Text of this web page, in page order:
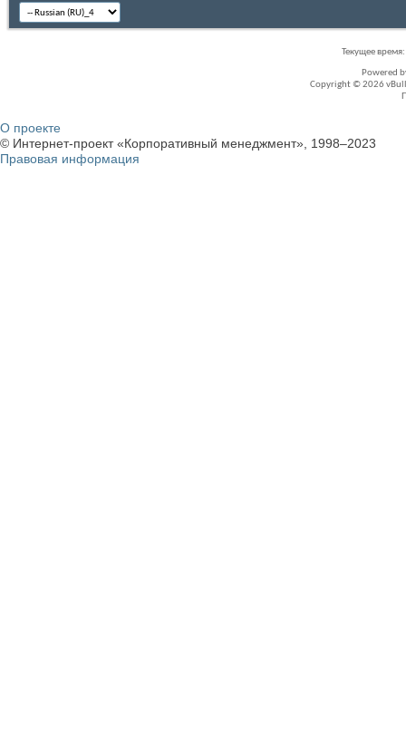
Текущее время:
Powered
Copyright © 2026
О проекте
© Интернет-проект «Корпоративный менеджмент», 1998–2023
Правовая информация